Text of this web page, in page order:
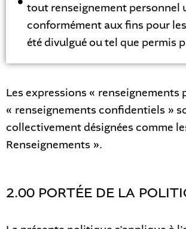
tout renseignement personnel
conformément aux fins pour
été divulgué ou tel que permis
Les expressions « renseignements
« renseignements confidentiels »
collectivement désignées comme
Renseignements ».
2.00 PORTÉE DE LA